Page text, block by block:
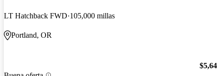
LT Hatchback FWD 105,000 millas
Portland, OR